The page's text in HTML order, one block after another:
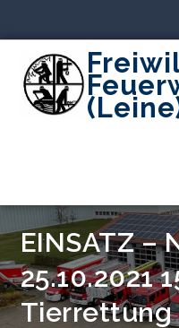
content
EINSATZ –
25.10.2021
Tierrettung